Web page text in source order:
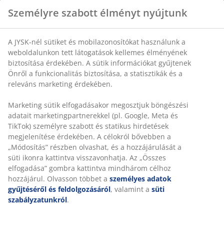
Rugalmas házhozszállítás
Gyors és egyszerű házhozszállítás, ahogy Ön szeretné
Poliészter paplan 200x220 cm-es méretben, 760 g
könnyű, spirálbolyhos poliészter üreges szál töltettel
mikroszálas (100% újrahasznosított) huzattal. Mosás:
60°C.
SKU: 4147685
Részletes Adatok
Személyre szabott élményt nyújtunk
A JYSK-nél sütiket és mobilazonosítókat használunk a
weboldalunkon tett látogatások kellemes élményének
biztosítása érdekében. A sütik információkat gyűjtenek
Önről a funkcionalitás biztosítása, a statisztikák és a
releváns marketing érdekében.
Marketing sütik elfogadásakor megosztjuk böngészési
adatait marketingpartnerekkel (pl. Google, Meta és
TikTok) személyre szabott és statikus hirdetések
megjelenítése érdekében. A célokról bővebben a
„Módosítás” részben olvashat, és a hozzájárulását a
süti ikonra kattintva visszavonhatja. Az „Összes
elfogadása” gombra kattintva mindhárom célhoz
hozzájárul. Olvasson többet a személyes adatok
gyűjtéséről és feldolgozásáról, valamint a süti
szabályzatunkról.